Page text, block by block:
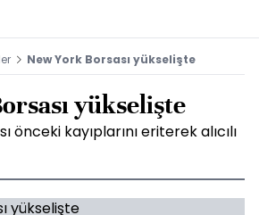
New York Borsası yükselişte
yükselişte
önceki kayıplarını eriterek alıcılı